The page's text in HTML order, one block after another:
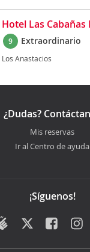
Hotel Las
9 Extraordinario
Los Anastacios
¿Dudas?
Mis reservas
Ir al Centro de ayuda
¡Síguenos!